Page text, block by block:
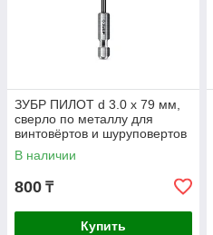
ЗУБР ПИЛОТ d 3.0 х 79 мм,
сверло по металлу для
винтовёртов и шуруповертов
IMPACT READY
Профессионал (29629-3
В наличии
800 ₸
Купить